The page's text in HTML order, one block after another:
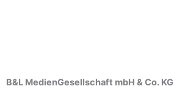
B&L MedienGesellschaft mbH & Co. KG